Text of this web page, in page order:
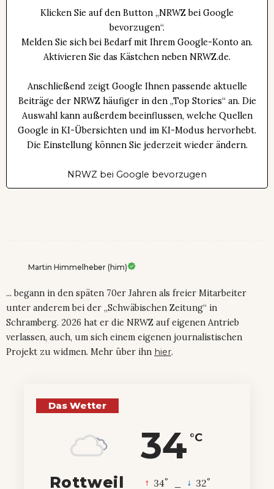
Klicken Sie auf den Button „NRWZ bei Google
bevorzugen“.
Melden Sie sich bei Bedarf mit Ihrem Google-Konto an.
Aktivieren Sie das Kästchen neben NRWZ.de.
Anschließend zeigt Google Ihnen passende aktuelle
Beiträge der NRWZ häufiger in den „Top Stories“ an. Die
Auswahl kann außerdem beeinflussen, welche Quellen
Google in KI-Übersichten und im KI-Modus hervorhebt.
Die Einstellung können Sie jederzeit wieder ändern.
NRWZ bei Google bevorzugen
Martin Himmelheber (him)
... begann in den späten 70er Jahren als freier Mitarbeiter
unter anderem bei der „Schwäbischen Zeitung“ in
Schramberg. 2026 hat er die NRWZ auf eigenen Antrieb
verlassen, auch, um sich einem eigenen journalistischen
Projekt zu widmen. Mehr über ihn hier.
Das Wetter
34 °C
Rottweil 34° 32°